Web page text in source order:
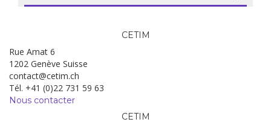
CETIM
Rue Amat 6
1202 Genève Suisse
contact@cetim.ch
Tél. +41 (0)22 731 59 63
Nous contacter
CETIM